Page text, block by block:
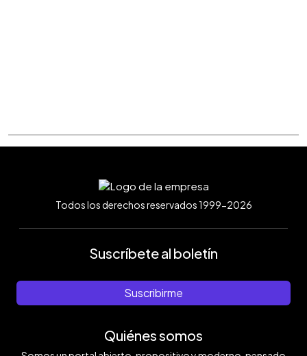
Todos los derechos reservados 1999-2026
Suscríbete al boletín
Suscribirme
Quiénes somos